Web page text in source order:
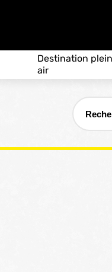
Destination plein
air